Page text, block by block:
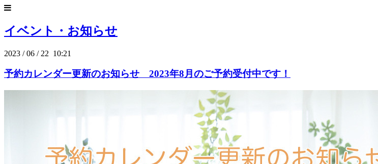
イベント・お知らせ
2023 /06 / 22 10:21
予約カレンダー更新のお知らせ 2023年8月のご予約受付中です！